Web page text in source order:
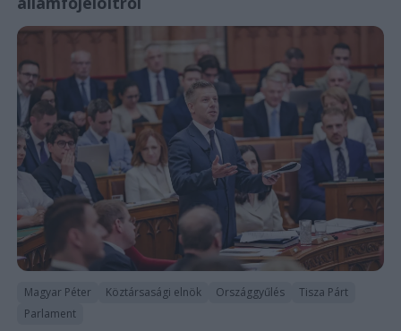
Magyar Péter Köztársasági elnök Országgyűlés
Tisza Párt
Parlament